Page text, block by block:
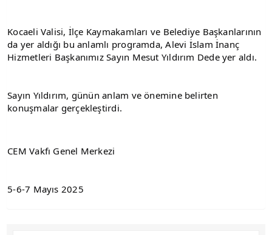
Kocaeli Valisi, İlçe Kaymakamları ve Belediye Başkanlarının
da yer aldığı bu anlamlı programda, Alevi İslam İnanç
Hizmetleri Başkanımız Sayın Mesut Yıldırım Dede yer aldı.
Sayın Yıldırım, günün anlam ve önemine belirten
konuşmalar gerçekleştirdi.
CEM Vakfı Genel Merkezi
5-6-7 Mayıs 2025